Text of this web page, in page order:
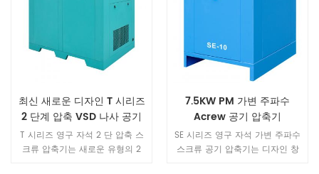
최신 새로운 디자인 T 시리즈
2 단계 압축 VSD 나사 공기
압축기
T 시리즈 영구 자석 2 단 압축 스
크류 압축기는 새로운 유형의 2
7.5KW PM 가변 주파수
Acrew 공기 압축기
SE 시리즈 영구 자석 가변 주파수
스크류 공기 압축기는 디자인 창